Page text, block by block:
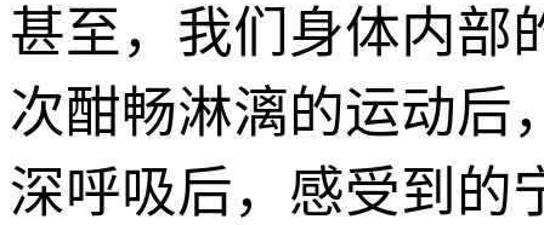
甚至，我们身体内部
次酣畅淋漓的运动后
深呼吸后，感受到的